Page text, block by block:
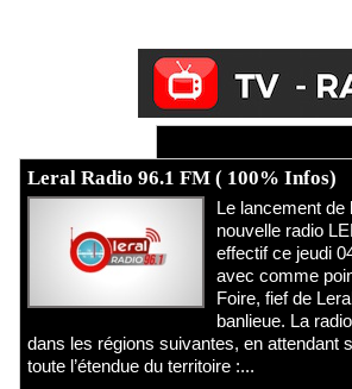
Leral Radio 96.1 FM ( 100% Infos)
Le lancement de
nouvelle radio
effectif ce jeudi
avec comme
Foire, fief de
banlieue. La
dans les régions suivantes, en attendant
toute l’étendue du territoire :...